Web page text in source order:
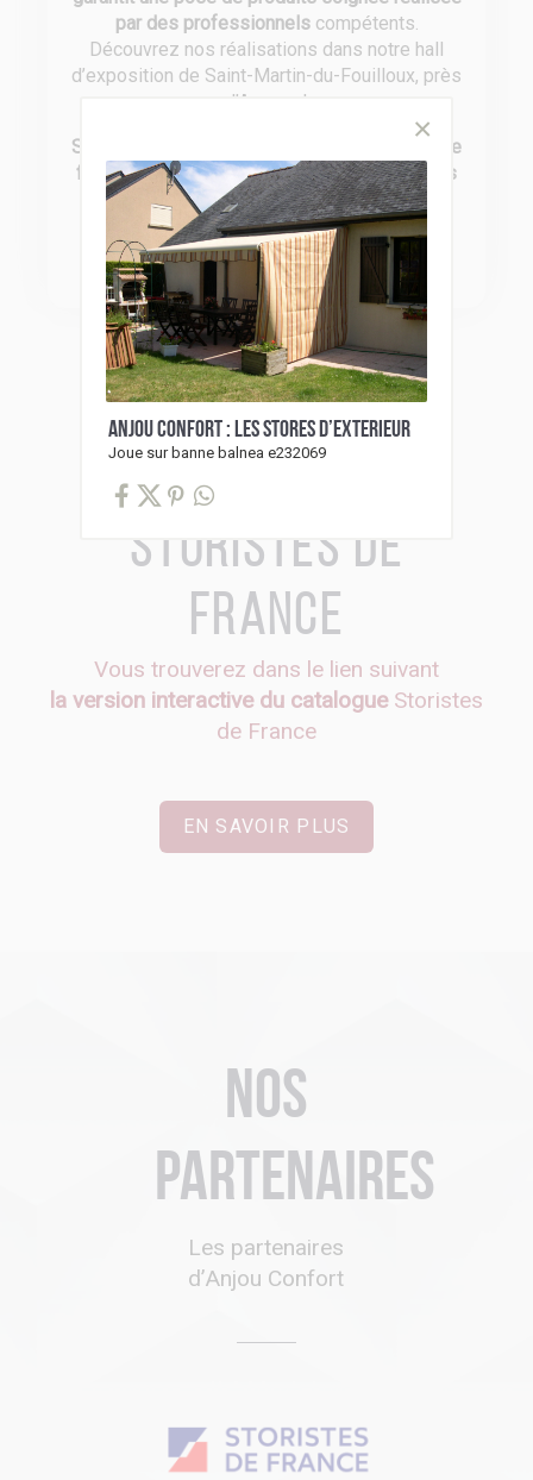
par des professionnelscompétents.
Découvrez nos réalisations dans notre hall
d’exposition de Saint-Martin-du-Fouilloux, près
d’Angers !
Soucieux de vous offrir le meilleur en terme de
fiabilité, nous travaillons avec despartenaires
reconnus pour leurs produits de qualité:
Somfy, Bel’M, Fybolia, Gypass, Profils
Systèmes, Siaco France et CAME.
Catalogues
Storistes de
France
Vous trouverez dans le lien suivant
la version interactive du catalogueStoristes
de France
EN SAVOIR PLUS
Nos
partenaires
Les partenaires
d’Anjou Confort
Anjou Confort : Les stores d’exterieur
Joue sur banne balnea e232069